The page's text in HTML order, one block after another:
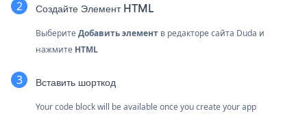
Создайте Элемент HTML
ВыберитеДобавить элемент в редакторе сайта Duda и
нажмите HTML
Вставить шорткод
Your code block will be available once you create your app